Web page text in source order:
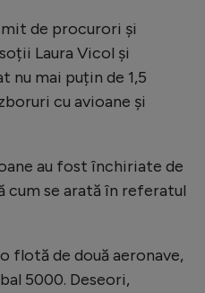
de procurori și
Laura Vicol şi
nu mai puțin de 1,5
cu avioane și
au fost închiriate de
cum se arată în referatul
flotă de două aeronave,
5000. Deseori,